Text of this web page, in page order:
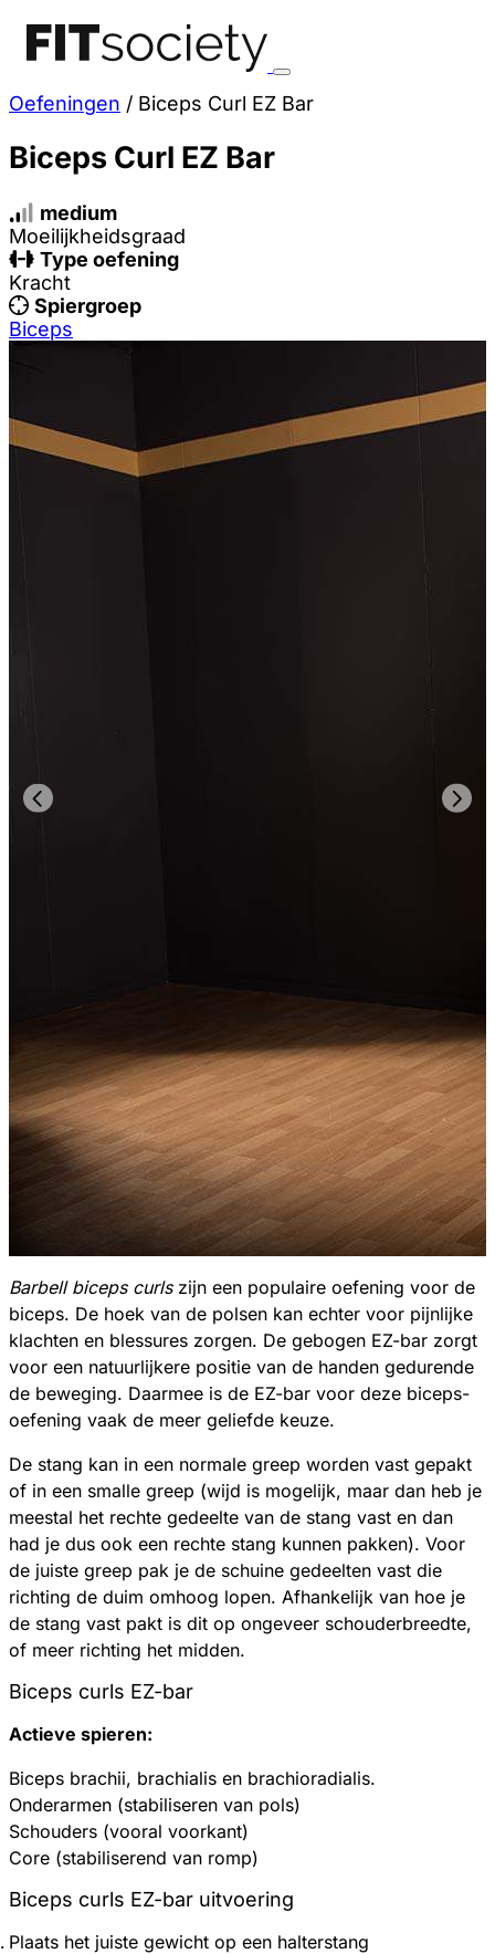
Oefeningen / Biceps Curl EZ Bar
Biceps Curl EZ Bar
medium
Moeilijkheidsgraad
Type oefening
Kracht
Spiergroep
Biceps
Barbell biceps curlszijn een populaire oefening voor de
biceps. De hoek van de polsen kan echter voor pijnlijke
klachten en blessures zorgen. De gebogen EZ-bar zorgt
voor een natuurlijkere positie van de handen gedurende
de beweging. Daarmee is de EZ-bar voor deze biceps-
oefening vaak de meer geliefde keuze.
De stang kan in een normale greep worden vast gepakt
of in een smalle greep (wijd is mogelijk, maar dan heb je
meestal het rechte gedeelte van de stang vast en dan
had je dus ook een rechte stang kunnen pakken). Voor
de juiste greep pak je de schuine gedeelten vast die
richting de duim omhoog lopen. Afhankelijk van hoe je
de stang vast pakt is dit op ongeveer schouderbreedte,
of meer richting het midden.
Biceps curls EZ-bar
Actieve spieren:
Biceps brachii, brachialis en brachioradialis.
Onderarmen (stabiliseren van pols)
Schouders (vooral voorkant)
Core (stabiliserend van romp)
Biceps curls EZ-bar uitvoering
Plaats het juiste gewicht op een halterstang